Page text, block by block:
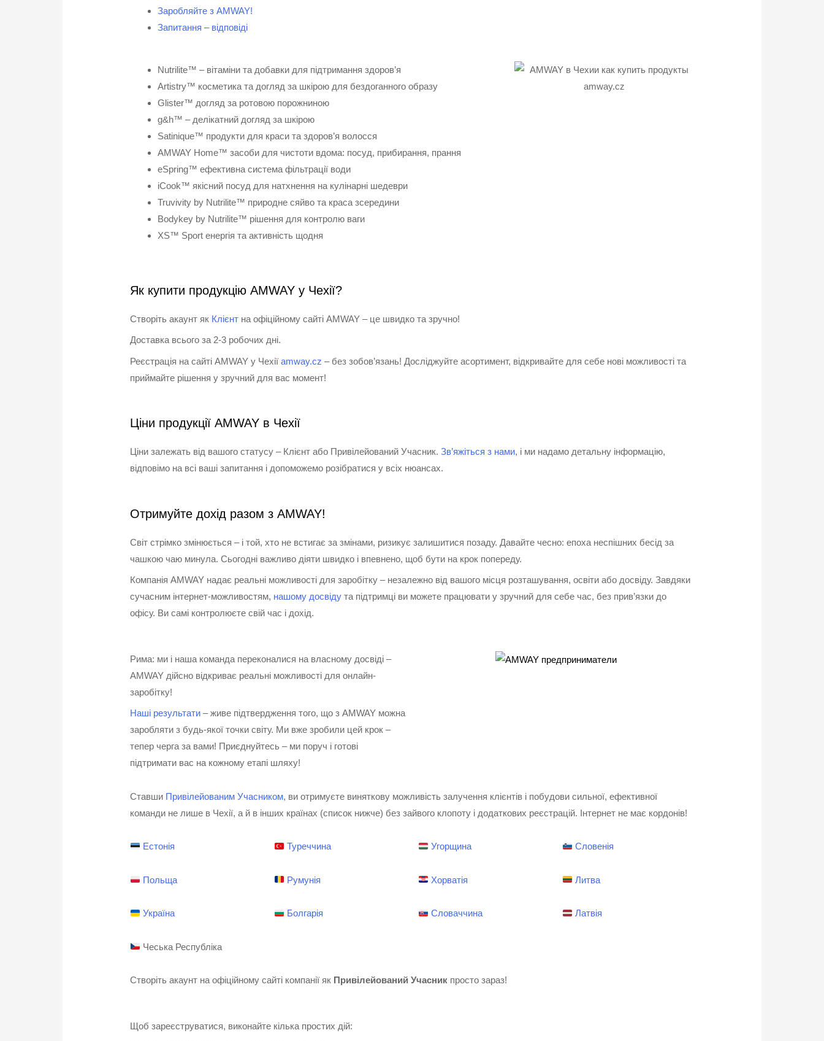
Заробляйте з AMWAY!
Запитання – відповіді
Nutrilite™ – вітаміни та добавки для підтримання здоров’я
Artistry™ косметика та догляд за шкірою для бездоганного образу
Glister™ догляд за ротовою порожниною
g&h™ – делікатний догляд за шкірою
Satinique™ продукти для краси та здоров’я волосся
AMWAY Home™ засоби для чистоти вдома: посуд, прибирання, прання
eSpring™ ефективна система фільтрації води
iCook™ якісний посуд для натхнення на кулінарні шедеври
Truvivity by Nutrilite™ природне сяйво та краса зсередини
Bodykey by Nutrilite™ рішення для контролю ваги
XS™ Sport енергія та активність щодня
Як купити продукцію AMWAY у Чехії?
Створіть акаунт як Клієнт на офіційному сайті AMWAY – це швидко та зручно!
Доставка всього за 2-3 робочих дні.
Реєстрація на сайті AMWAY у Чехіїamway.cz – без зобов’язань! Досліджуйте асортимент, відкривайте для себе нові можливості та
приймайте рішення у зручний для вас момент!
Ціни продукції AMWAY в Чехії
Ціни залежать від вашого статусу – Клієнт або Привілейований Учасник.Зв’яжіться з нами, і ми надамо детальну інформацію,
відповімо на всі ваші запитання і допоможемо розібратися у всіх нюансах.
Отримуйте дохід разом з AMWAY!
Світ стрімко змінюється – і той, хто не встигає за змінами, ризикує залишитися позаду. Давайте чесно: епоха неспішних бесід за
чашкою чаю минула. Сьогодні важливо діяти швидко і впевнено, щоб бути на крок попереду.
Компанія AMWAY надає реальні можливості для заробітку – незалежно від вашого місця розташування, освіти або досвіду. Завдяки
сучасним інтернет-можливостям, нашому досвіду та підтримці ви можете працювати у зручний для себе час, без прив’язки до
офісу. Ви самі контролюєте свій час і дохід.
Рима: ми і наша команда переконалися на власному досвіді –
AMWAY дійсно відкриває реальні можливості для онлайн-
заробітку!
Наші результати – живе підтвердження того, що з AMWAY можна
заробляти з будь-якої точки світу. Ми вже зробили цей крок –
тепер черга за вами! Приєднуйтесь – ми поруч і готові
підтримати вас на кожному етапі шляху!
Ставши Привілейованим Учасником, ви отримуєте виняткову можливість залучення клієнтів і побудови сильної, ефективної
команди не лише в Чехії, а й в інших країнах (список нижче) без зайвого клопоту і додаткових реєстрацій. Інтернет не має кордонів!
Естонія
Польща
Україна
Чеська Республіка
Туреччина
Румунія
Болгарія
Угорщина
Хорватія
Словаччина
Словенія
Литва
Латвія
Створіть акаунт на офіційному сайті компанії як Привілейований Учасник просто зараз!
Щоб зареєструватися, виконайте кілька простих дій: